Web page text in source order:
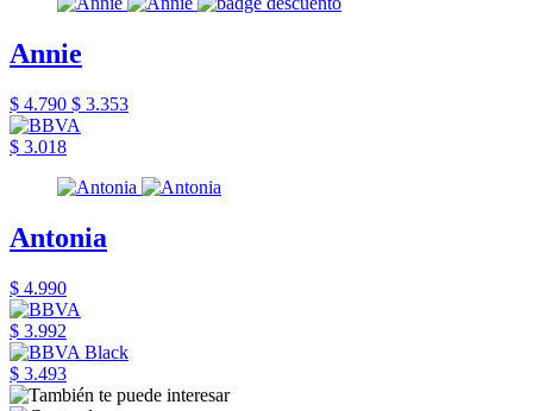
Annie
$ 4.790 $ 3.353
$ 3.018
Antonia
$ 4.990
$ 3.992
$ 3.493